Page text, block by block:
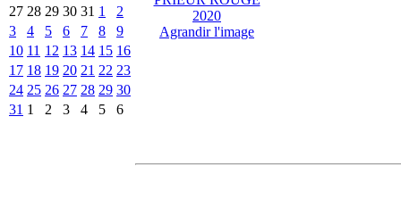
27 28 29 30 31 1
2
3
4 5 6 7 8
9
10 11 12 13 14 15 16
17 18 19 20 21 22 23
24 25 26 27 28 29 30
31 1 2 3 4 5 6
Agrandir l'image